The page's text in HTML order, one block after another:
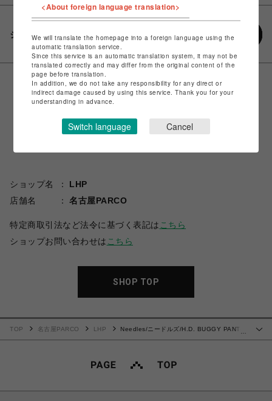
シェアする
ショップ名
LHP
店舗名
名古屋PARCO
特定商取引法など法令に基づく表記は こちら
ショップお問い合わせは こちら
SHOP TOP
…
TOP 名古屋PARCO LHP
Needles/ニードルズ/H.D. BUGGY PANT-
<About foreign language translation>
We will translate the homepage into a foreign language using the
automatic translation service.
Since this service is an automatic translation system, it may not be
translated correctly and may differ from the original content of the
page before translation.
In addition, we do not take any responsibility for any direct or
indirect damage caused by using this service. Thank you for your
understanding in advance.
Switch language Cancel